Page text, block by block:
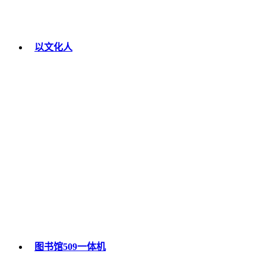
以文化人
图书馆509一体机